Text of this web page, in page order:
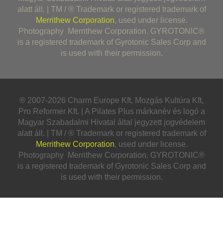
alatt áll. | TM / ® Trademark or registered trademark of
Merrithew Corporation, used under license.
Photography Merrithew Corporation. GYROTONIC®
is a registered trademark of Gyrotonic Sales Corp and
is used with their permission.
® 2007-2026 Charm Europe Kft, Mozgás Kultúra Kft,
Pro Reformer Kft. | A Pilates Plus márkanév és logó a
Magyar Szabadalmi Hivatal által jegyzett jogvédelem
alatt áll. | TM / ® Trademark or registered trademark of
Merrithew Corporation, used under license.
Photography Merrithew Corporation. GYROTONIC®
is a registered trademark of Gyrotonic Sales Corp and
is used with their permission.